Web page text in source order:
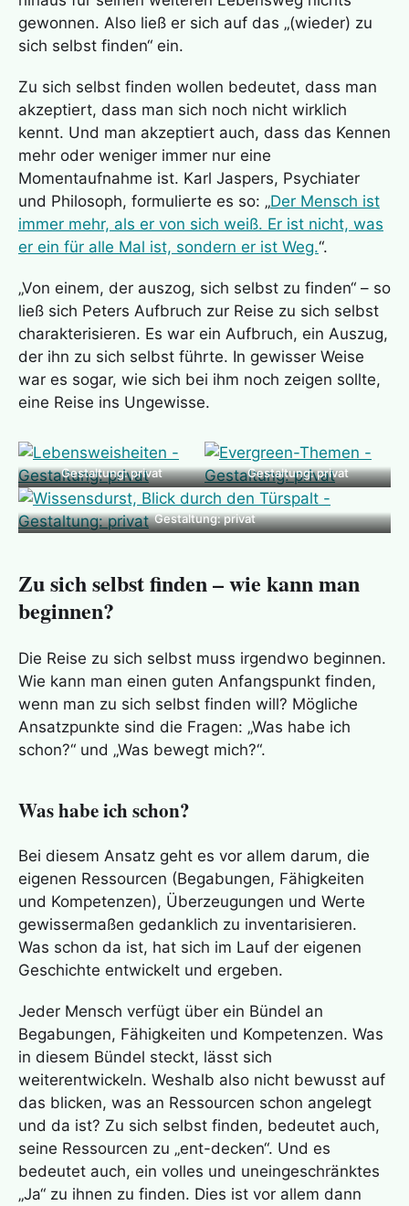
gewonnen. Also ließ er sich auf das „(wieder) zu
sich selbst finden“ ein.
Zu sich selbst finden wollen bedeutet, dass man
akzeptiert, dass man sich noch nicht wirklich
kennt. Und man akzeptiert auch, dass das Kennen
mehr oder weniger immer nur eine
Momentaufnahme ist. Karl Jaspers, Psychiater
und Philosoph, formulierte es so: „Der Mensch ist
immer mehr, als er von sich weiß. Er ist nicht, was
er ein für alle Mal ist, sondern er ist Weg.“.
„Von einem, der auszog, sich selbst zu finden“ – so
ließ sich Peters Aufbruch zur Reise zu sich selbst
charakterisieren. Es war ein Aufbruch, ein Auszug,
der ihn zu sich selbst führte. In gewisser Weise
war es sogar, wie sich bei ihm noch zeigen sollte,
eine Reise ins Ungewisse.
Gestaltung: privat Gestaltung: privat
Gestaltung: privat
Zu sich selbst finden – wie kann man
beginnen?
Die Reise zu sich selbst muss irgendwo beginnen.
Wie kann man einen guten Anfangspunkt finden,
wenn man zu sich selbst finden will? Mögliche
Ansatzpunkte sind die Fragen: „Was habe ich
schon?“ und „Was bewegt mich?“.
Was habe ich schon?
Bei diesem Ansatz geht es vor allem darum, die
eigenen Ressourcen (Begabungen, Fähigkeiten
und Kompetenzen), Überzeugungen und Werte
gewissermaßen gedanklich zu inventarisieren.
Was schon da ist, hat sich im Lauf der eigenen
Geschichte entwickelt und ergeben.
Jeder Mensch verfügt über ein Bündel an
Begabungen, Fähigkeiten und Kompetenzen. Was
in diesem Bündel steckt, lässt sich
weiterentwickeln. Weshalb also nicht bewusst auf
das blicken, was an Ressourcen schon angelegt
und da ist? Zu sich selbst finden, bedeutet auch,
seine Ressourcen zu „ent-decken“. Und es
bedeutet auch, ein volles und uneingeschränktes
„Ja“ zu ihnen zu finden. Dies ist vor allem dann